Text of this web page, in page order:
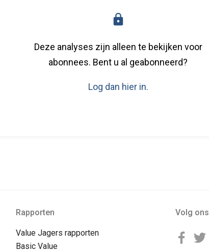
Deze analyses zijn alleen te bekijken voor
abonnees. Bent u al geabonneerd?
Log dan hier in.
Rapporten
Value Jagers rapporten
Basic Value
Volg ons